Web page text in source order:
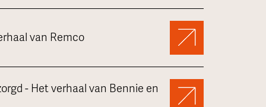
van Remco
- Het verhaal van Bennie en